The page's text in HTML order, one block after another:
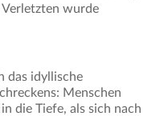
wurde
das idyllische
Menschen
die Tiefe, als sich nach